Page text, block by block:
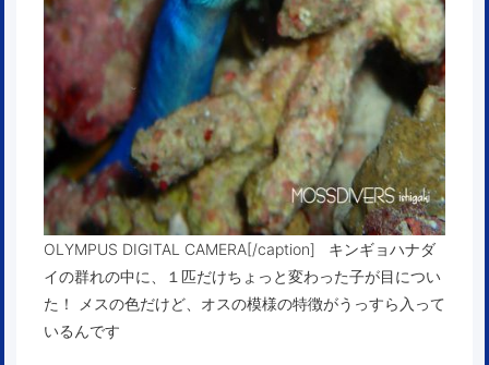
OLYMPUS DIGITAL CAMERA[/caption] キンギョハナダ
イの群れの中に、１匹だけちょっと変わった子が目につい
た！ メスの色だけど、オスの模様の特徴がうっすら入って
いるんです